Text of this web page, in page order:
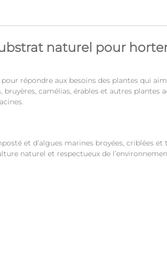
naturel pour
répondre aux besoins des plantes qui
camélias, érables et autres plantes
et d’algues marines broyées, criblées et
naturel et respectueux de